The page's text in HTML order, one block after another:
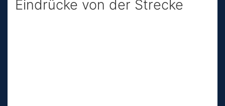
Eindrücke von der Strecke